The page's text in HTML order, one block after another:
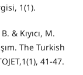
1(1).
& Kıyıcı, M.
The Turkish
41-47.